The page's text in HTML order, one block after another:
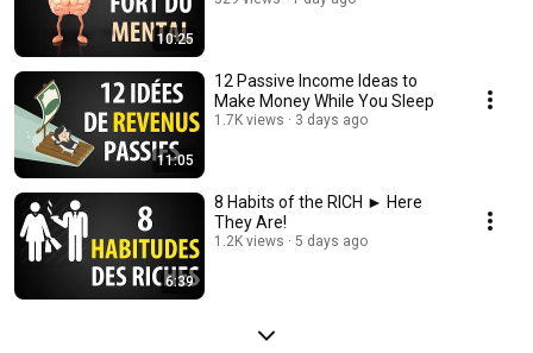
10:25
11:05
12 Passive Income Ideas to
Make Money While You Sleep
1.7K views 3 days ago
6:39
8 Habits of the RICH ► Here
They Are!
1.2K views 5 days ago